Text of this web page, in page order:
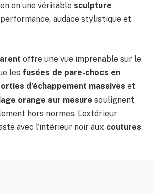
en une véritable sculpture
audace stylistique et
offre une vue imprenable sur le
les fusées de pare-chocs en
d’échappement massives et
orange sur mesure soulignent
hors normes. L’extérieur
avec l’intérieur noir aux coutures